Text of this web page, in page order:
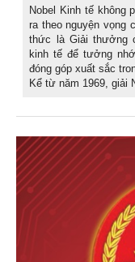
Nobel Kinh tế không
ra theo nguyện vọng
thức là Giải thưởng
kinh tế để tưởng
đóng góp xuất sắc
Kể từ năm 1969, giải